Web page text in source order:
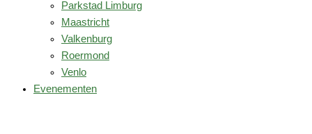
Parkstad Limburg
Maastricht
Valkenburg
Roermond
Venlo
Evenementen